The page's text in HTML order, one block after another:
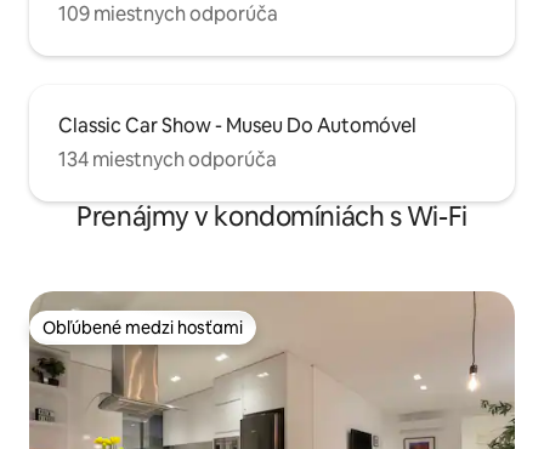
109 miestnych odporúča
Classic Car Show - Museu Do Automóvel
134 miestnych odporúča
Prenájmy v kondomíniách s Wi-Fi
Obľúbené medzi hosťami
Obľúbené medzi hosťami